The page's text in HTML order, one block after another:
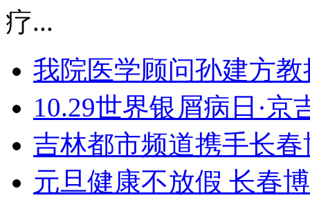
疗...
我院医学顾问孙建方
10.29世界银屑病日·京
吉林都市频道携手长
元旦健康不放假 长春